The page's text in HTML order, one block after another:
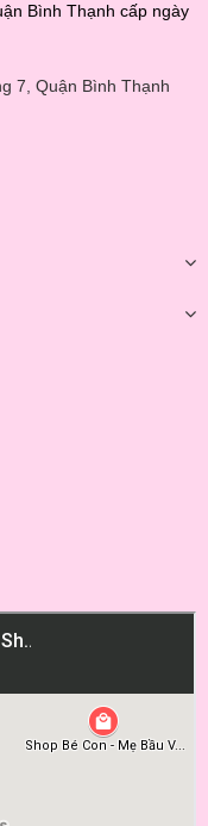
Bình Thạnh cấp ngày
7, Quận Bình Thạnh